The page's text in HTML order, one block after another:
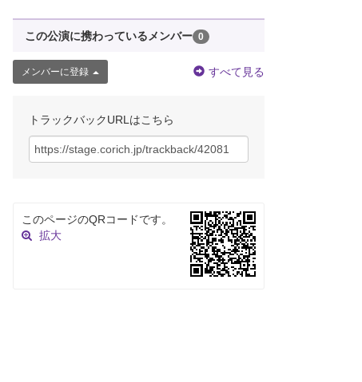
この公演に携わっているメンバー 0
メンバーに登録 すべて見る
トラックバックURLはこちら
このページのQRコードです。
拡大